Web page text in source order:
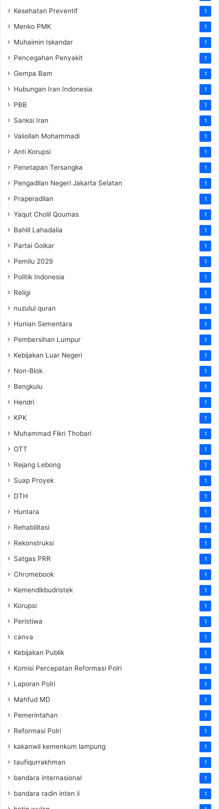
Kesehatan Preventif 1
Menko PMK 1
Muhaimin Iskandar 1
Pencegahan Penyakit 1
Gempa Bam 1
Hubungan Iran Indonesia 1
PBB 1
Sanksi Iran 1
Valiollah Mohammadi 1
Anti Korupsi 1
Penetapan Tersangka 1
Pengadilan Negeri Jakarta Selatan 1
Praperadilan 1
Yaqut Cholil Qoumas 1
Bahlil Lahadalia 1
Partai Golkar 1
Pemilu 2029 1
Politik Indonesia 1
Religi 1
nuzulul quran 1
Hunian Sementara 1
Pembersihan Lumpur 1
Kebijakan Luar Negeri 1
Non-Blok 1
Bengkulu 1
Hendri 1
KPK 1
Muhammad Fikri Thobari 1
OTT 1
Rejang Lebong 1
Suap Proyek 1
DTH 1
Huntara 1
Rehabilitasi 1
Rekonstruksi 1
Satgas PRR 1
Chromebook 1
Kemendikbudristek 1
Korupsi 1
Peristiwa 1
canva 1
Kebijakan Publik 1
Komisi Percepatan Reformasi Polri 1
Laporan Polri 1
Mahfud MD 1
Pemerintahan 1
Reformasi Polri 1
kakanwil kemenkum lampung 1
taufiqurrakhman 1
bandara internasional 1
bandara radin inten ii 1